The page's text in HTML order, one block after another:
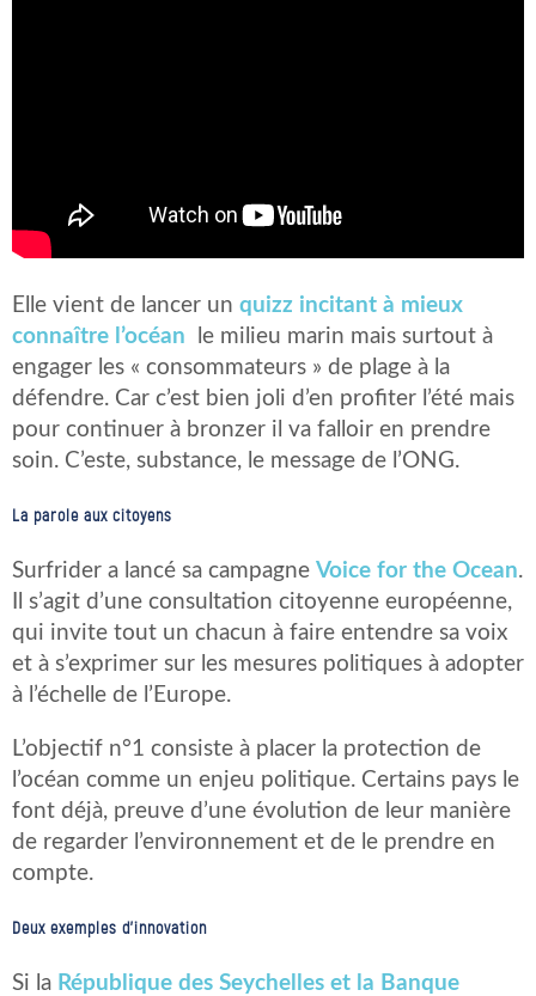
Elle vient de lancer un quizz incitant à mieux
connaître l’océan le milieu marin mais surtout à
engager les « consommateurs » de plage à la
défendre. Car c’est bien joli d’en profiter l’été mais
pour continuer à bronzer il va falloir en prendre
soin. C’este, substance, le message de l’ONG.
La parole aux citoyens
Surfrider a lancé sa campagne Voice for the Ocean.
Il s’agit d’une consultation citoyenne européenne,
qui invite tout un chacun à faire entendre sa voix
et à s’exprimer sur les mesures politiques à adopter
à l’échelle de l’Europe.
L’objectif n°1 consiste à placer la protection de
l’océan comme un enjeu politique. Certains pays le
font déjà, preuve d’une évolution de leur manière
de regarder l’environnement et de le prendre en
compte.
Deux exemples d’innovation
Si la République des Seychelles et la Banque